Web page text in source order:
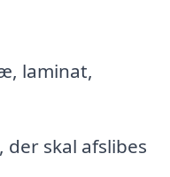
laminat,
skal afslibes